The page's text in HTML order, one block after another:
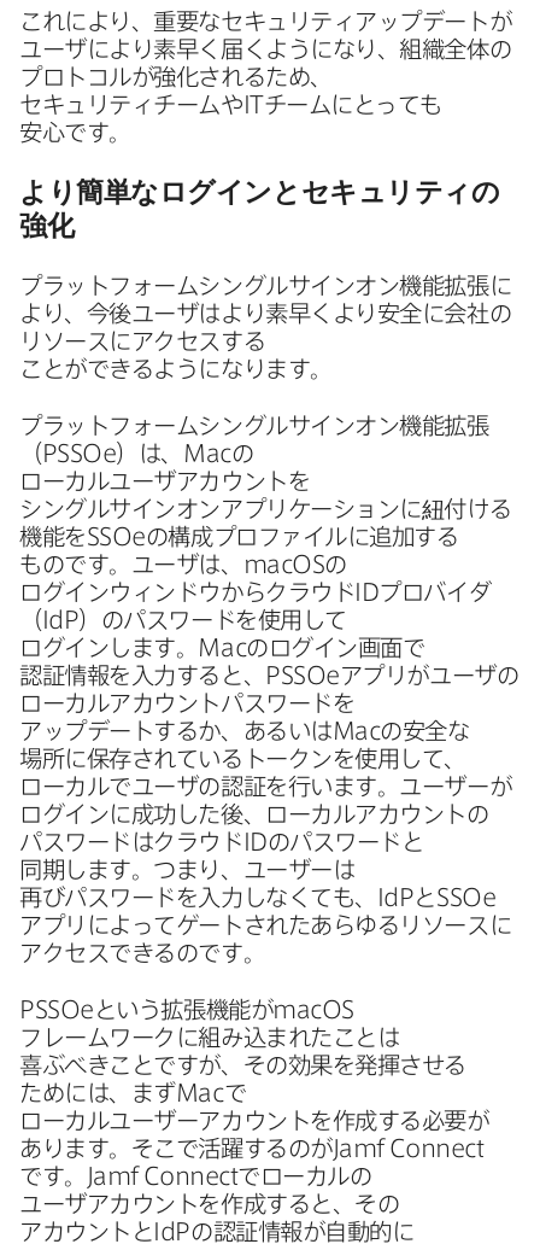
これに​より、​重要な​セキュリティアップデートが​
ユーザに​より​素早く​届くようになり、​組織全体の​
プロトコルが​強化される​ため、​
セキュリティチームや ITチームに​とっても​
安心です。
より​簡単な​ログインと​セキュリティの​
強化
プラットフォームシングルサインオン機能拡張に​
より、​今後ユーザは​より​素早くより​安全に​会社の​
リソースに​アクセスする​
ことができるようになります。
プラットフォームシングルサインオン機能拡張​
（ PSSOe）は、 Macの​
ローカルユーザアカウントを​
シングルサインオンアプリケーションに​紐付ける​
機能をSSOeの​構成プロファイルに​追加する​
ものです。​ユーザは、
macOSの​
ログインウィンドウから​クラウド IDプロバイダ​
（ IdP）の​パスワードを​使用して​
ログインします。 Macの​ログイン画面で​
認証情報を​入力すると、
PSSOeアプリが​ユーザの​
ローカルアカウントパスワードを​
アップデートするか、​あるいはMacの​安全な​
場所に​保存されている​トークンを​使用して、​
ローカルで​ユーザの​認証を​行います。​ユーザーが​
ログインに​成功した後、​ローカルアカウントの​
パスワードは​クラウド IDの​パスワードと​
同期します。​つまり、​ユーザーは​
再びパスワードを​入力しなくても、
IdPと SSOe
アプリに​よって​ゲートされた​あらゆる​リソースに​
アクセスできるのです。
PSSOe と​いう​拡張機能がmacOS
フレームワークに​組み込まれた​ことは​
喜ぶべきことですが、​その​効果を​発揮させる​
ためには、​まずMacで​
ローカルユーザーアカウントを​作成する​必要が​
あります。​そこで​活躍するのがJamf Connect
です。
Jamf Connectで​ローカルの​
ユーザアカウントを​作成すると、​その​
アカウントと IdPの​認証情報が​自動的に​